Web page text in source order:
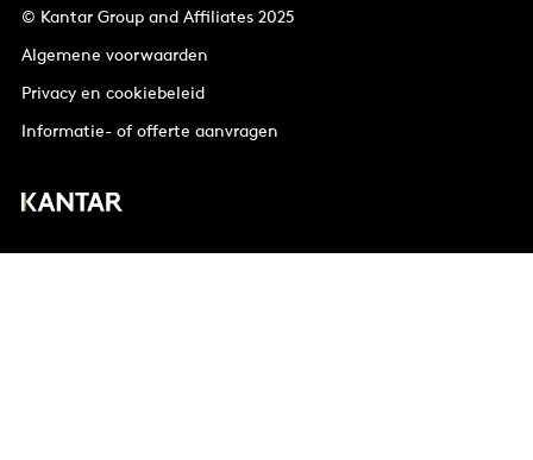
© Kantar Group and Affiliates 2025
Algemene voorwaarden
Privacy en cookiebeleid
Informatie- of offerte aanvragen